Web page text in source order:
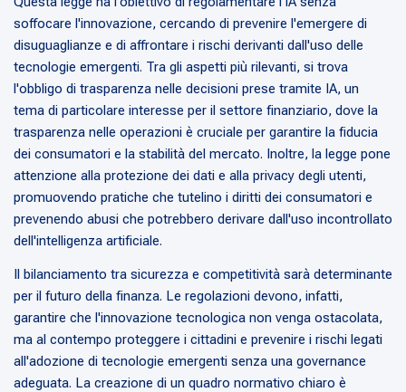
soffocare l'innovazione, cercando di prevenire l'emergere di
disuguaglianze e di affrontare i rischi derivanti dall'uso delle
tecnologie emergenti. Tra gli aspetti più rilevanti, si trova
l'obbligo di trasparenza nelle decisioni prese tramite IA, un
tema di particolare interesse per il settore finanziario, dove la
trasparenza nelle operazioni è cruciale per garantire la fiducia
dei consumatori e la stabilità del mercato. Inoltre, la legge pone
attenzione alla protezione dei dati e alla privacy degli utenti,
promuovendo pratiche che tutelino i diritti dei consumatori e
prevenendo abusi che potrebbero derivare dall'uso incontrollato
dell'intelligenza artificiale.
Il bilanciamento tra sicurezza e competitività sarà determinante
per il futuro della finanza. Le regolazioni devono, infatti,
garantire che l'innovazione tecnologica non venga ostacolata,
ma al contempo proteggere i cittadini e prevenire i rischi legati
all'adozione di tecnologie emergenti senza una governance
adeguata. La creazione di un quadro normativo chiaro è